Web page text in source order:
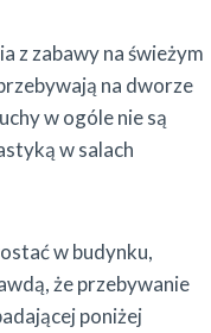
z zabawy na świeżym
na dworze
w ogóle nie są
w salach
w budynku,
że przebywanie
poniżej